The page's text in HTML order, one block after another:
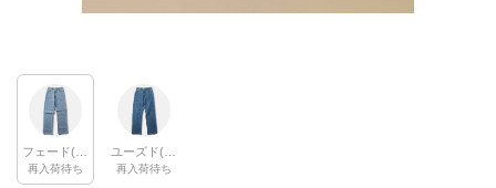
再入荷待ち 再入荷待ち